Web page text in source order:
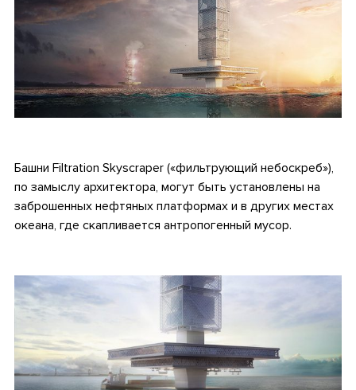
Башни Filtration Skyscraper («фильтрующий небоскреб»),
по замыслу архитектора, могут быть установлены на
заброшенных нефтяных платформах и в других местах
океана, где скапливается антропогенный мусор.